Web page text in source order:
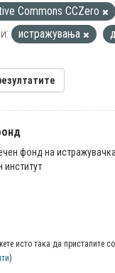
Commons CCZero
истражувања
фонд на
институт
исто така да пристапите
)